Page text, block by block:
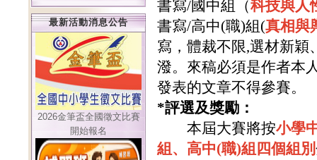
最新活動消息公告
2026金筆盃全國徵文比賽
開始報名
書寫/國中組（科技與人
書寫/高中(職)組(真相與
寫 ，體裁不限,選材新
潑。來稿必須是作者本
發表的文章不得參賽。
*評選及獎勵：
本屆大賽將按小學
組、高中(職)組四個組別